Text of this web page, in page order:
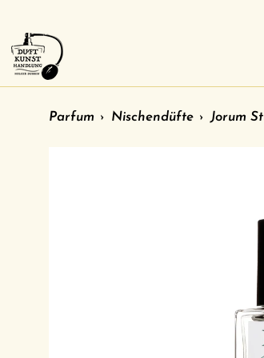
Inhalt
Parfum › Nischendüfte › Jorum